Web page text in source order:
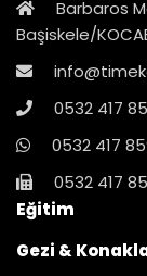
Barbaros
Başiskele/
0532 417
0532 417
0532 417
Eğitim
Gezi &